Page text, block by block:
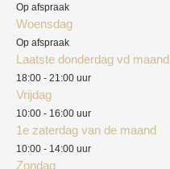
Op afspraak
Woensdag
Op afspraak
Laatste donderdag vd maand
18:00 - 21:00 uur
Vrijdag
10:00 - 16:00 uur
1e zaterdag van de maand
10:00 - 14:00 uur
Zondag